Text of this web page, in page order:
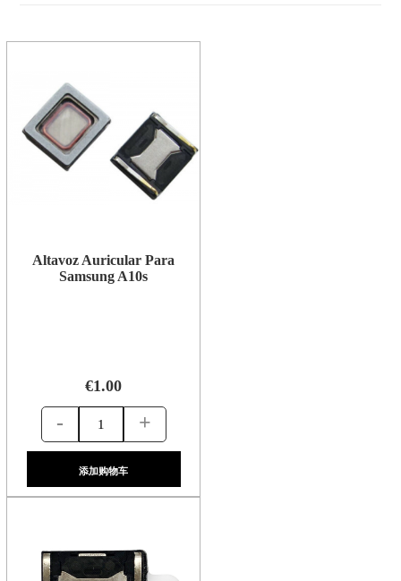
Altavoz Auricular Para
Samsung A10s
€1.00
- +
添加购物车